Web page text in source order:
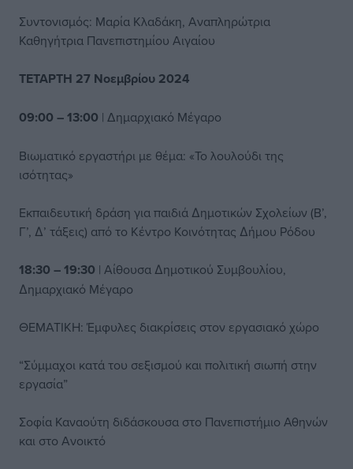
Συντονισμός: Μαρία Κλαδάκη, Αναπληρώτρια
Καθηγήτρια Πανεπιστημίου Αιγαίου
ΤΕΤΑΡΤΗ 27 Νοεµβρίου 2024
09:00 – 13:00 | Δηµαρχιακό Μέγαρο
Βιωματικό εργαστήρι µε θέμα: «Το λουλούδι της
ισότητας»
Εκπαιδευτική δράση για παιδιά ∆ηµοτικών Σχολείων (Β’,
Γ’, ∆’ τάξεις) από το Κέντρο Κοινότητας ∆ήµου Ρόδου
18:30 – 19:30 | Αίθουσα ∆ηµοτικού Συµβουλίου,
∆ηµαρχιακό Μέγαρο
ΘΕΜΑΤΙΚΗ: Έµφυλες διακρίσεις στον εργασιακό χώρο
“Σύμμαχοι κατά του σεξισμού και πολιτική σιωπή στην
εργασία”
Σοφία Καναούτη διδάσκουσα στο Πανεπιστήμιο Αθηνών
και στο Ανοικτό